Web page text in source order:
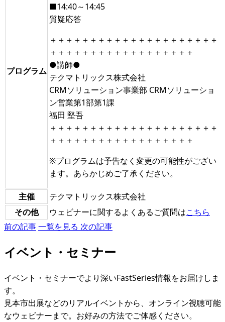
プログラム
■14:40～14:45
質疑応答
＋＋＋＋＋＋＋＋＋＋＋＋＋＋＋＋＋＋＋＋＋
＋＋＋＋＋＋＋＋＋＋＋＋＋＋＋＋＋＋
●講師●
テクマトリックス株式会社
CRMソリューション事業部 CRMソリューショ
ン営業第1部第1課
福田 堅吾
＋＋＋＋＋＋＋＋＋＋＋＋＋＋＋＋＋＋＋＋＋
＋＋＋＋＋＋＋＋＋＋＋＋＋＋＋＋＋＋
※プログラムは予告なく変更の可能性がござい
ます。あらかじめご了承ください。
主催
テクマトリックス株式会社
その他
ウェビナーに関するよくあるご質問はこちら
前の記事一覧を見る 次の記事
イベント・セミナー
イベント・セミナーでより深いFastSeries情報をお届けしま
す。
見本市出展などのリアルイベントから、オンライン視聴可能
なウェビナーまで。お好みの方法でご体感ください。